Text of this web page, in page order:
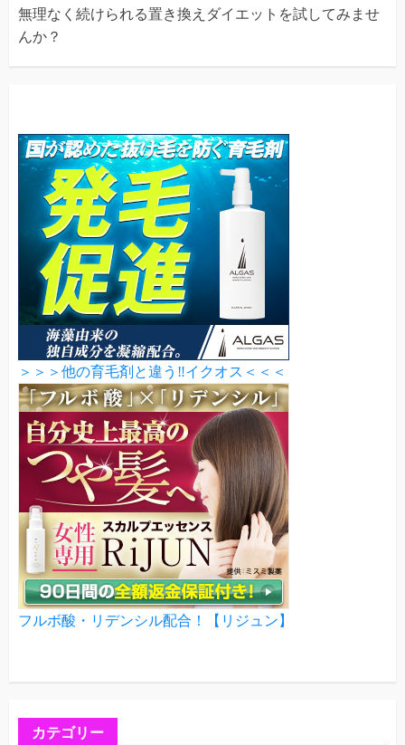
無理なく続けられる置き換えダイエットを試してみませ
んか？
＞＞＞他の育毛剤と違う‼イクオス＜＜＜
フルボ酸・リデンシル配合！【リジュン】
カテゴリー